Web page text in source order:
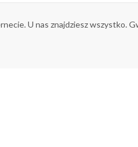
U nas znajdziesz wszystko.